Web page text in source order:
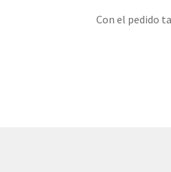
Con el pedido